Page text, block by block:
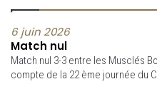
6 juin 2026
Match nul
Match nul 3-3 entre les Musclés
compte de la 22 ème journée du